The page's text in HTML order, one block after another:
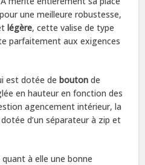
une meilleure robustesse,
légère, cette valise de type
parfaitement aux exigences
est dotée debouton de
en hauteur en fonction des
agencement intérieur, la
d’un séparateur à zip et
à elle une bonne